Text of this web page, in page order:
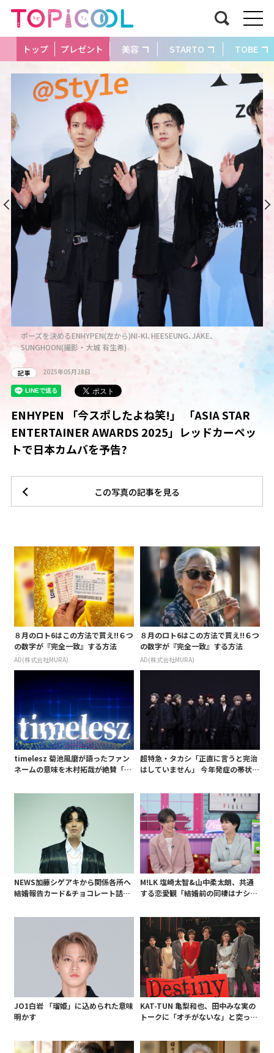
トップ プレゼント 美容 STARTO TOBE
ポーズを決めるENHYPEN(左から)NI-KI､HEESEUNG､JAKE､
SUNGHOON(撮影・大城 有生希)
記事 2025年05月28日
ENHYPEN 「今スポしたよね笑!」 「ASIA STAR
ENTERTAINER AWARDS 2025」レッドカーペッ
トで日本カムバを予告?
この写真の記事を見る
８月のロト6はこの方法で買え!!６つ
の数字が『完全一致』する方法
AD(株式会社MURA)
８月のロト6はこの方法で買え!!６つ
の数字が『完全一致』する方法
AD(株式会社MURA)
timelesz 菊池風磨が語ったファン
ネームの意味を木村拓哉が絶賛「考
超特急・タカシ「正直に言うと完治
はしていません」 今年発症の帯状疱
白 後遺症も語る
NEWS加藤シゲアキから関係各所へ
結婚報告カード&チョコレート詰め
も添えて
M!LK 塩崎太智&山中柔太朗、共通
する恋愛観「結婚前の同棲はナシ」
JO1白岩 「瑠姫」に込められた意味
明かす
KAT-TUN 亀梨和也、田中みな実の
トークに「オチがないな」と突っ込